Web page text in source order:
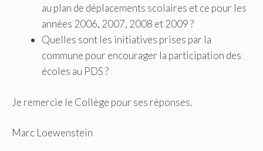
au plan de déplacements scolaires et ce pour les
années 2006, 2007, 2008 et 2009 ?
Quelles sont les initiatives prises par la
commune pour encourager la participation des
écoles au PDS ?
Je remercie le Collège pour ses réponses.
Marc Loewenstein